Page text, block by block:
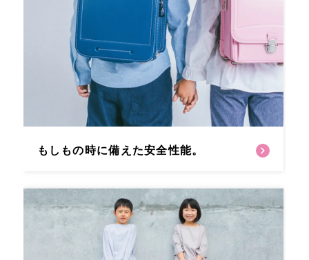
もしもの時に備えた安全性能。